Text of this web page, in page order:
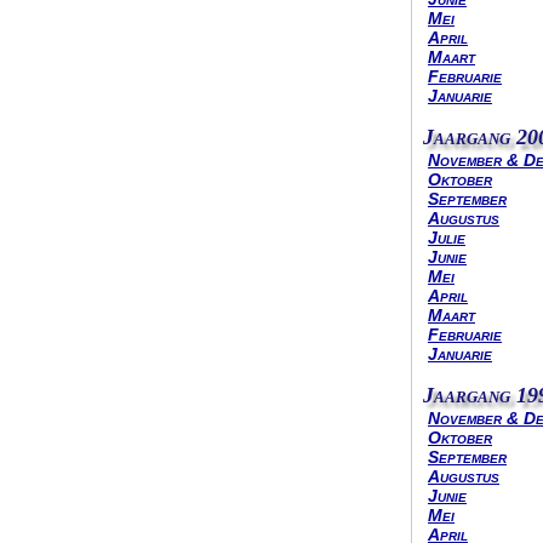
Mei
April
Maart
Februarie
Januarie
Jaargang
November &
Oktober
September
Augustus
Julie
Junie
Mei
April
Maart
Februarie
Januarie
Jaargang
November &
Oktober
September
Augustus
Junie
Mei
April